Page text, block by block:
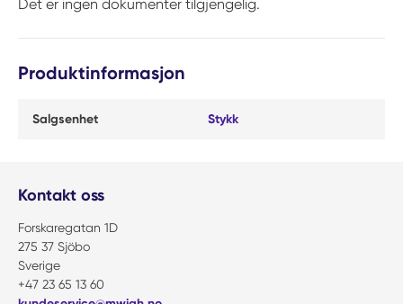
Det er ingen dokumenter tilgjengelig.
Produktinformasjon
Salgsenhet Stykk
Kontakt oss
Forskaregatan 1D
275 37 Sjöbo
Sverige
+47 23 65 13 60